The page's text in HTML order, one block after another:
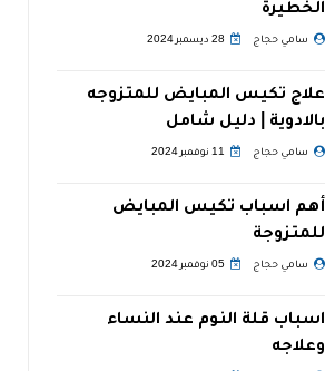
الخطيرة
سامي حجاج 28 ديسمبر 2024
علاج تكيس المبايض للمتزوجه
بالادوية | دليل شامل
سامي حجاج 11 نوفمبر 2024
أهم اسباب تكيس المبايض
للمتزوجة
سامي حجاج 05 نوفمبر 2024
اسباب قلة النوم عند النساء
وعلاجه